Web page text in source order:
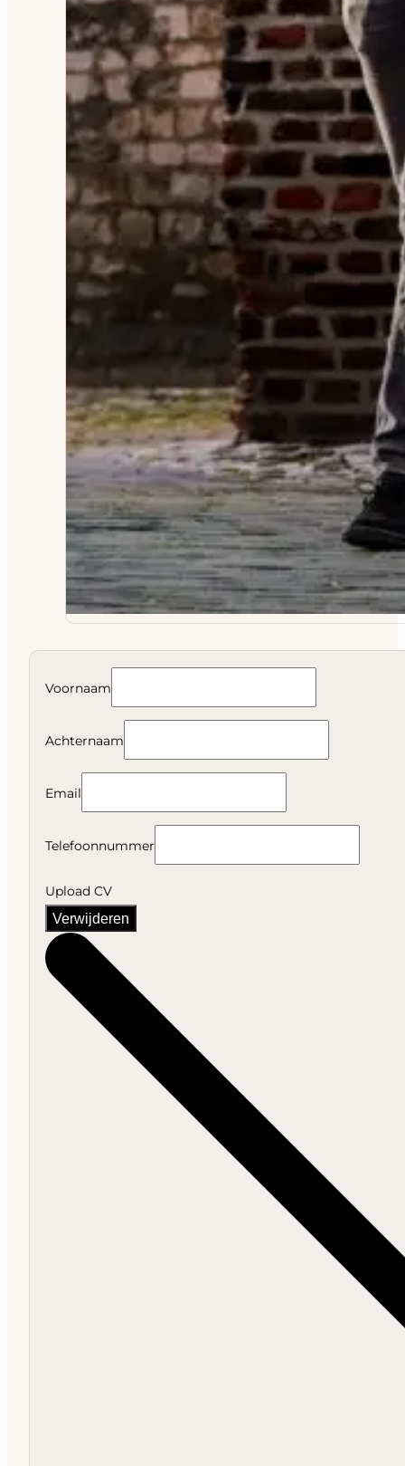
Voornaam
Achternaam
Email
Telefoonnummer
Upload CV
Verwijderen